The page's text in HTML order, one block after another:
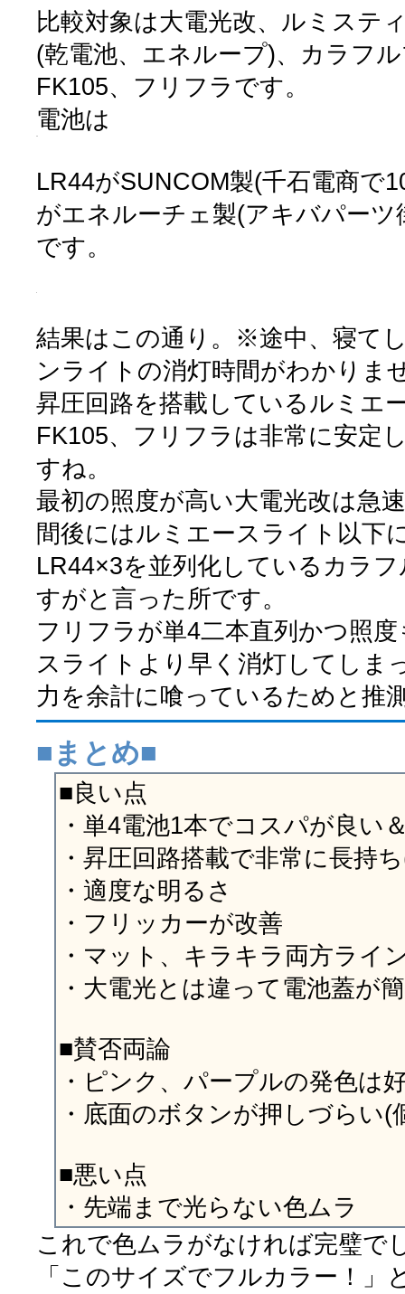
比較対象は大電光改、ルミステ
(乾電池、エネループ)、カラフ
FK105、フリフラです。
電池は
LR44がSUNCOM製(千石電商で
がエネルーチェ製(アキバパーツ
です。
結果はこの通り。※途中、寝て
ンライトの消灯時間がわかりま
昇圧回路を搭載しているルミエ
FK105、フリフラは非常に安定
すね。
最初の照度が高い大電光改は急
間後にはルミエースライト以下
LR44×3を並列化しているカラ
すがと言った所です。
フリフラが単4二本直列かつ照
スライトより早く消灯してしま
力を余計に喰っているためと推
■まとめ■
■良い点
・単4電池1本でコスパが良い
・昇圧回路搭載で非常に長持
・適度な明るさ
・フリッカーが改善
・マット、キラキラ両方ライ
・大電光とは違って電池蓋が
■賛否両論
・ピンク、パープルの発色は
・底面のボタンが押しづらい(
■悪い点
・先端まで光らない色ムラ
これで色ムラがなければ完璧で
「このサイズでフルカラー！」